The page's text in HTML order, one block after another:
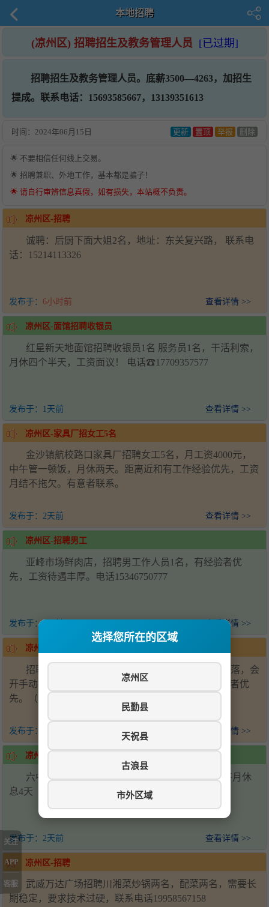
选择您所在的区域
凉州区
民勤县
天祝县
古浪县
市外区域
本地招聘
(凉州区) 招聘招生及教务管理人员 [已过期]
招聘招生及教务管理人员。底薪3500—4263，加招生
提成。联系电话：15693585667，13139351613
时间： 2024年06月15日 更新 置顶 举报 删除
🌟 不要相信任何线上交易。
🌟 招聘兼职、外地工作，基本都是骗子！
🌟 请自行审辨信息真假，如有损失，本站概不负责。
凉州区-招聘
诚聘：后厨下面大姐2名，地址：东关复兴路， 联系电
话：15214113326
发布于： 6小时前 查看详情 >>
凉州区-面馆招聘收银员
红星新天地面馆招聘收银员1名 服务员1名，干活利索，
月休四个半天，工资面议！ 电话☎17709357577
发布于： 1天前 查看详情 >>
凉州区-家具厂招女工5名
金沙镇航校路口家具厂招聘女工5名，月工资4000元，
中午管一顿饭，月休两天。距离近和有工作经验优先，工资
月结不拖欠。有意者联系。
发布于： 2天前 查看详情 >>
凉州区-招聘男工
亚峰市场鲜肉店，招聘男工作人员1名，有经验者优
先，工资待遇丰厚。电话15346750777
发布于： 查看详情 >>
凉州区-招聘司机
招聘驾驶员若干名，25-40岁，身体健康，干净利落，会
开手动挡车，技术过硬，薪资面议，有驾龄工作经历者优
先。（无犯罪记录）电话: 刘先生：15393518886
发布于： 查看详情 >>
凉州区-招聘帮厨
六中学校食堂招聘后厨帮厨2名，会压面优先，每月休
息4天（上六休一）工资面议-电话15393538881
发布于： 2天前 查看详情 >>
凉州区-招聘
武威万达广场招聘川湘菜炒锅两名，配菜两名，需要长
期稳定，要求技术过硬，联系电话19958567158
关注
APP
客服